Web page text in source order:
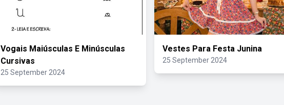
Vogais Maiúsculas E Minúsculas
Cursivas
25 September 2024
Vestes Para Festa Junina
25 September 2024